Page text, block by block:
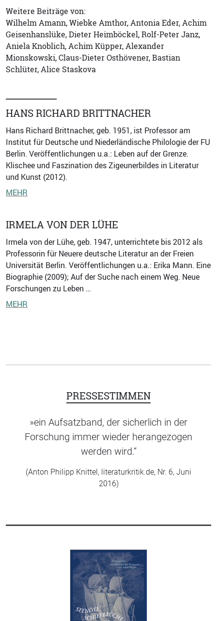
Weitere Beiträge von:
Wilhelm Amann, Wiebke Amthor, Antonia Eder, Achim
Geisenhanslüke, Dieter Heimböckel, Rolf-Peter Janz,
Aniela Knoblich, Achim Küpper, Alexander
Mionskowski, Claus-Dieter Osthövener, Bastian
Schlüter, Alice Staskova
HANS RICHARD BRITTNACHER
Hans Richard Brittnacher, geb. 1951, ist Professor am
Institut für Deutsche und Niederländische Philologie der FU
Berlin. Veröffentlichungen u.a.: Leben auf der Grenze.
Klischee und Faszination des Zigeunerbildes in Literatur
und Kunst (2012).
MEHR
IRMELA VON DER LÜHE
Irmela von der Lühe, geb. 1947, unterrichtete bis 2012 als
Professorin für Neuere deutsche Literatur an der Freien
Universität Berlin. Veröffentlichungen u.a.: Erika Mann. Eine
Biographie (2009); Auf der Suche nach einem Weg. Neue
Forschungen zu Leben …
MEHR
PRESSESTIMMEN
»ein Aufsatzband, der sicherlich in der
Forschung immer wieder herangezogen
werden wird.“
(Anton Philipp Knittel, literaturkritik.de, Nr. 6, Juni
2016)